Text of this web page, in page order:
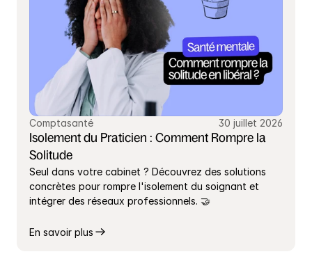
Comptasanté 30 juillet 2026
Isolement du Praticien : Comment Rompre la
Solitude
Seul dans votre cabinet ? Découvrez des solutions
concrètes pour rompre l'isolement du soignant et
intégrer des réseaux professionnels. 🤝
En savoir plus